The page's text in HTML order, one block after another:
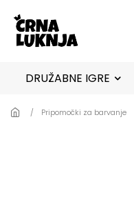
DRUŽABNE IGRE
Pripomočki za barvanje